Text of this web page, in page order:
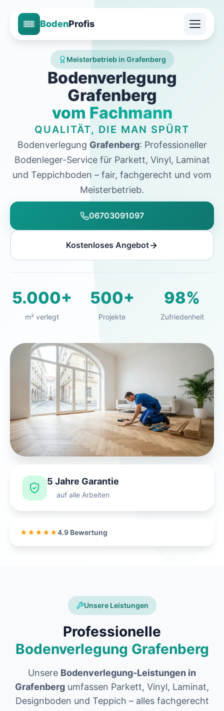
BodenProfis
Meisterbetrieb in Grafenberg
Bodenverlegung
Grafenberg
vom Fachmann
QUALITÄT, DIE MAN SPÜRT
Bodenverlegung Grafenberg: Professioneller
Bodenleger-Service für Parkett, Vinyl, Laminat
und Teppichboden – fair, fachgerecht und vom
Meisterbetrieb.
06703091097
Kostenloses Angebot
5.000+
m² verlegt
500+
Projekte
98%
Zufriedenheit
5 Jahre Garantie
auf alle Arbeiten
★★★★★4.9 Bewertung
Unsere Leistungen
Professionelle
Bodenverlegung Grafenberg
Unsere Bodenverlegung-Leistungen in
Grafenberg umfassen Parkett, Vinyl, Laminat,
Designboden und Teppich – alles fachgerecht